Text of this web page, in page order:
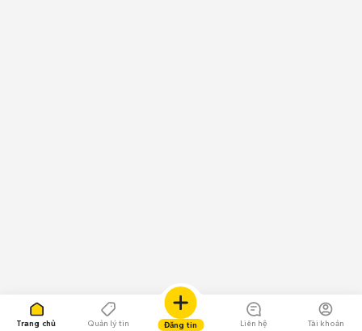
Trang chủ Quản lý tin Đăng tin Liên hệ Tài khoản